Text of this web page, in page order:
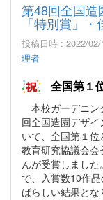
第48回全国
「特別賞」・
投稿日時 : 2022/02/
理者
全国第１
本校ガーデニ
回全国造園デザ
いて、全国第１
教育研究協議会会
んが受賞しまし
で、入賞数10作
ばらしい結果とな